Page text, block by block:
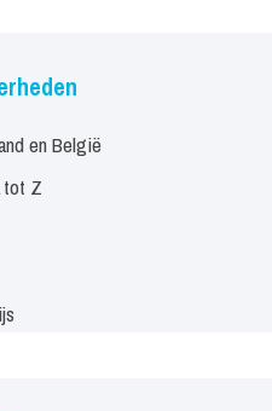
en België
tot Z